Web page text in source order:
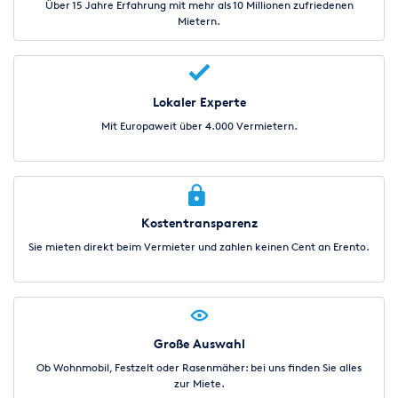
§10 StVO/ Haftung des Mieters:
Der Mieter hat die Regeln der Straßenverkehrsordnung (StVO)
unverzüglich dem Vermieter anzuzeigen und vom Mieter zu
begleichen. Der Mieter haftet nach den allgemeinen
Haftungsbestimmungen unbeschränkt für alle von ihm dem
Vermieter zugefügten Unfallschäden. Im Übrigen haftet der
Schäden, die bei der Benutzung zu einem verbotenen Zweck,
durch das Ladegut oder durch eine unsachgemäße Behandlung
(z.B. Verschalten, Überhitzung des Motors, Über-lastung der
Kupplung, etc.) des Fahrzeugs entstanden sind. Hat der Mieter
sich unerlaubt vom Unfallort entfernt (§142 StGB) oder seine
Pflichten gemäß diesen Bedingungen verletzt, so haftet er
Aufwandspauschale i.H.v. 25, -€ im Falle eines
Vorladung/Anhörung auferlegt. Bei den Miet-ausfallkosten
zahlt der Mieter für jeden Tag, an dem das beschädigte
Fahrzeug dem Vermieter nicht zur Verfügung steht, einen
Über 15 Jahre Erfahrung mit mehr als 10 Millionen zufriedenen
Mietern.
Lokaler Experte
Mit Europaweit über 4.000 Vermietern.
Kostentransparenz
Sie mieten direkt beim Vermieter und zahlen keinen Cent an Erento.
Große Auswahl
Ob Wohnmobil, Festzelt oder Rasenmäher: bei uns finden Sie alles
zur Miete.